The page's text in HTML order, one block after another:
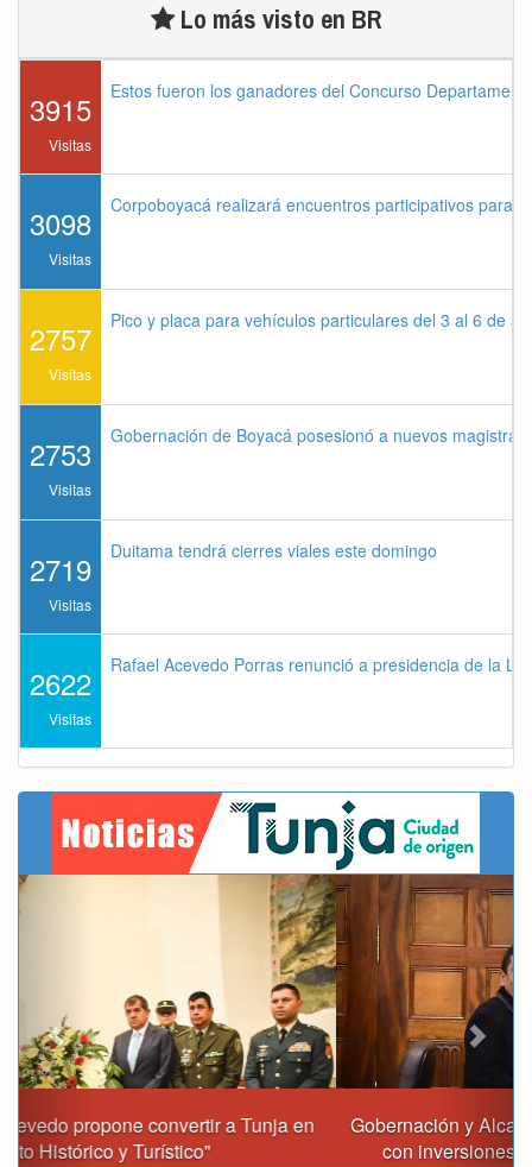
Lo más visto en BR
3915
Visitas
Estos fueron los ganadores del Concurso
3098
Visitas
Corpoboyacá realizará encuentros participativos para
2757
Visitas
Pico y placa para vehículos particulares del 3 al 6 de
2753
Visitas
Gobernación de Boyacá posesionó a nuevos
2719
Visitas
Duitama tendrá cierres viales este domingo
2622
Visitas
Rafael Acevedo Porras renunció a presidencia de la
Gobernación y Alcaldía de Tunja revisan 120 proyectos
con inversiones superiores a $385.000 millones
Next